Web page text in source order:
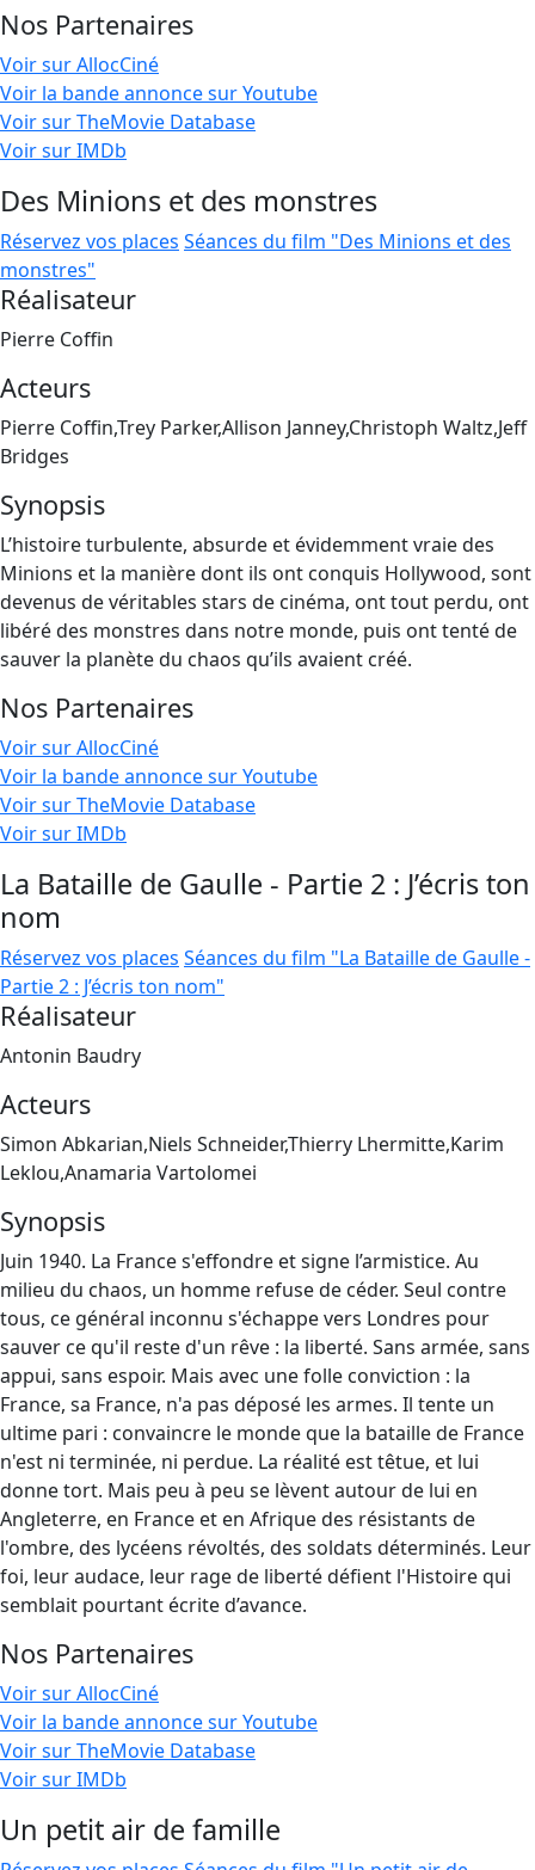
Nos Partenaires
Voir sur AllocCiné
Voir la bande annonce sur Youtube
Voir sur TheMovie Database
Voir sur IMDb
Des Minions et des monstres
Réservez vos places Séances du film "Des Minions et des
monstres"
Réalisateur
Pierre Coffin
Acteurs
Pierre Coffin,Trey Parker,Allison Janney,Christoph Waltz,Jeff
Bridges
Synopsis
L’histoire turbulente, absurde et évidemment vraie des
Minions et la manière dont ils ont conquis Hollywood, sont
devenus de véritables stars de cinéma, ont tout perdu, ont
libéré des monstres dans notre monde, puis ont tenté de
sauver la planète du chaos qu’ils avaient créé.
Nos Partenaires
Voir sur AllocCiné
Voir la bande annonce sur Youtube
Voir sur TheMovie Database
Voir sur IMDb
La Bataille de Gaulle - Partie 2 : J’écris ton
nom
Réservez vos places Séances du film "La Bataille de Gaulle -
Partie 2 : J’écris ton nom"
Réalisateur
Antonin Baudry
Acteurs
Simon Abkarian,Niels Schneider,Thierry Lhermitte,Karim
Leklou,Anamaria Vartolomei
Synopsis
Juin 1940. La France s'effondre et signe l’armistice. Au
milieu du chaos, un homme refuse de céder. Seul contre
tous, ce général inconnu s'échappe vers Londres pour
sauver ce qu'il reste d'un rêve : la liberté. Sans armée, sans
appui, sans espoir. Mais avec une folle conviction : la
France, sa France, n'a pas déposé les armes. Il tente un
ultime pari : convaincre le monde que la bataille de France
n'est ni terminée, ni perdue. La réalité est têtue, et lui
donne tort. Mais peu à peu se lèvent autour de lui en
Angleterre, en France et en Afrique des résistants de
l'ombre, des lycéens révoltés, des soldats déterminés. Leur
foi, leur audace, leur rage de liberté défient l'Histoire qui
semblait pourtant écrite d’avance.
Nos Partenaires
Voir sur AllocCiné
Voir la bande annonce sur Youtube
Voir sur TheMovie Database
Voir sur IMDb
Un petit air de famille